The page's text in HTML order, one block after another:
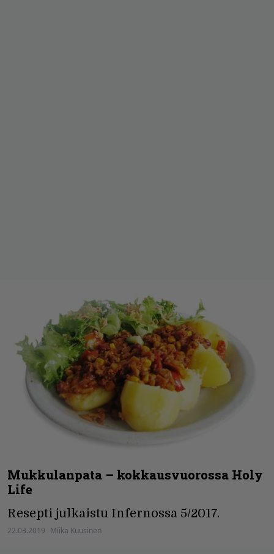
Mukkulanpata – kokkausvuorossa Holy
Life
Resepti julkaistu Infernossa 5/2017.
22.03.2019 Miika Kuusinen